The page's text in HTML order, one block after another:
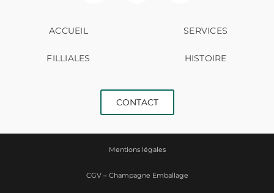
ACCUEIL SERVICES
FILLIALES HISTOIRE
CONTACT
Mentions légales
CGV – Champagne Emballage